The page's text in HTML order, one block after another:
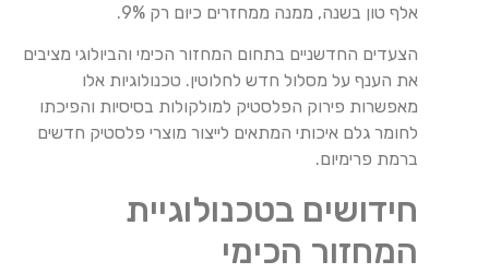
אלף טון בשנה, ממנה ממחזרים כיום רק 9%.
הצעדים החדשניים בתחום המחזור הכימי והביולוגי מציבים
את הענף על מסלול חדש לחלוטין. טכנולוגיות אלו
מאפשרות פירוק הפלסטיק למולקולות בסיסיות והפיכתו
לחומר גלם איכותי המתאים לייצור מוצרי פלסטיק חדשים
ברמת פרימיום.
חידושים בטכנולוגיית
המחזור הכימי